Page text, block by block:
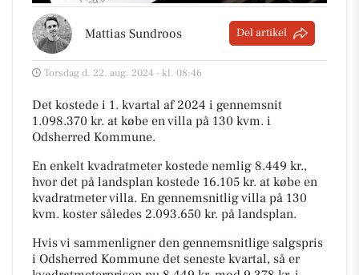
Mattias Sundroos Del artikel
Torsdag d. 22. aug. 2024 - kl. 08:46
Det kostede i 1. kvartal af 2024 i gennemsnit
1.098.370 kr. at købe en villa på 130 kvm. i
Odsherred Kommune.
En enkelt kvadratmeter kostede nemlig 8.449 kr.,
hvor det på landsplan kostede 16.105 kr. at købe en
kvadratmeter villa. En gennemsnitlig villa på 130
kvm. koster således 2.093.650 kr. på landsplan.
Hvis vi sammenligner den gennemsnitlige salgspris
i Odsherred Kommune det seneste kvartal, så er